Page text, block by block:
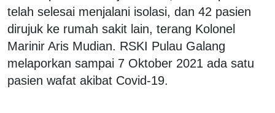
telah selesai menjalani isolasi, dan 42 pasien
dirujuk ke rumah sakit lain, terang Kolonel
Marinir Aris Mudian. RSKI Pulau Galang
melaporkan sampai 7 Oktober 2021 ada satu
pasien wafat akibat Covid-19.